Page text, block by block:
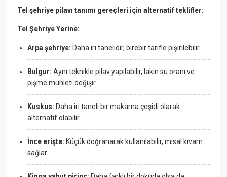
Tel şehriye pilavı tanımı gereçleri için alternatif teklifler:
Tel Şehriye Yerine:
Arpa şehriye: Daha iri tanelidir, birebir tarifle pişirilebilir.
Bulgur:Aynı teknikle pilav yapılabilir, lakin su oranı ve
pişme mühleti değişir.
Kuskus: Daha iri taneli bir makarna çeşidi olarak
alternatif olabilir.
İnce erişte: Küçük doğranarak kullanılabilir, misal kıvam
sağlar.